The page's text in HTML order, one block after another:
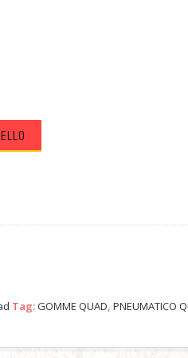
Tag:GOMME QUAD,PNEUMATICO